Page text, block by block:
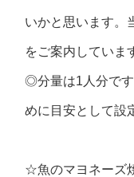
いかと思います。
をご案内していま
◎分量は1人分で
めに目安として設
☆魚のマヨネーズ